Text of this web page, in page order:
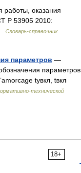
оказания
Р 53905 2010:
Словарь-справочник
параметров —
параметров
tувкл, tвкл
технической
18+